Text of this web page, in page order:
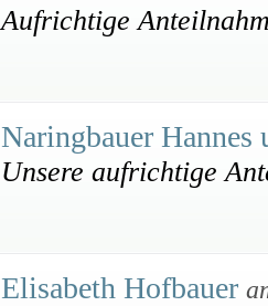
Aufrichtige
Naringbauer
Unsere aufrichtige
Elisabeth Hofbauer